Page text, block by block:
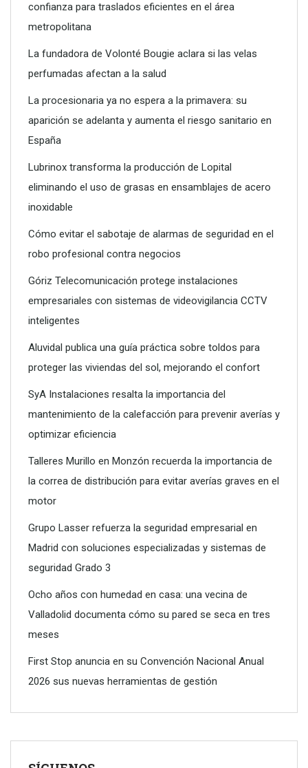
Poliéster Casariche lidera la vanguardia en soluciones
hidráulicas con sus nuevas piscinas de alta resistencia
confianza para traslados eficientes en el área
metropolitana
La fundadora de Volonté Bougie aclara si las velas
perfumadas afectan a la salud
La procesionaria ya no espera a la primavera: su
aparición se adelanta y aumenta el riesgo sanitario en
España
Lubrinox transforma la producción de Lopital
eliminando el uso de grasas en ensamblajes de acero
inoxidable
Cómo evitar el sabotaje de alarmas de seguridad en el
robo profesional contra negocios
Góriz Telecomunicación protege instalaciones
empresariales con sistemas de videovigilancia CCTV
inteligentes
Aluvidal publica una guía práctica sobre toldos para
proteger las viviendas del sol, mejorando el confort
SyA Instalaciones resalta la importancia del
mantenimiento de la calefacción para prevenir averías y
optimizar eficiencia
Talleres Murillo en Monzón recuerda la importancia de
la correa de distribución para evitar averías graves en el
motor
Grupo Lasser refuerza la seguridad empresarial en
Madrid con soluciones especializadas y sistemas de
seguridad Grado 3
Ocho años con humedad en casa: una vecina de
Valladolid documenta cómo su pared se seca en tres
meses
First Stop anuncia en su Convención Nacional Anual
2026 sus nuevas herramientas de gestión